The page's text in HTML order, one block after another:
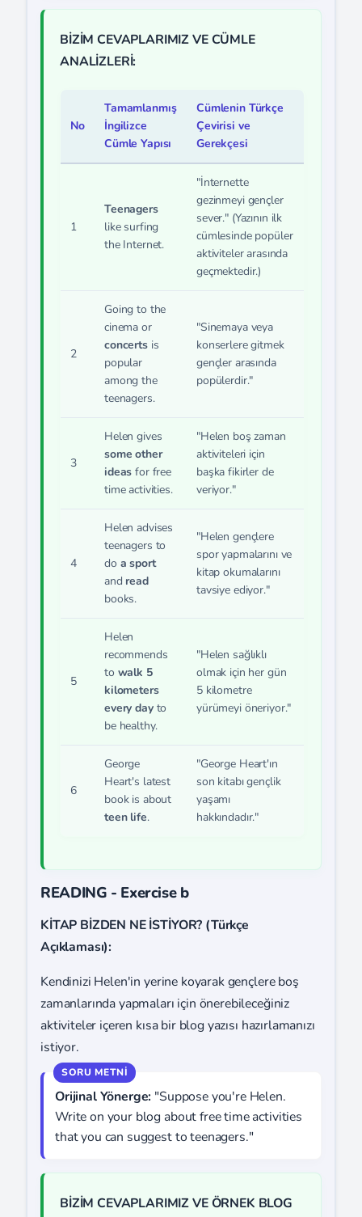
BİZİM CEVAPLARIMIZ VE CÜMLE
ANALİZLERİ:
No
Tamamlanmış
İngilizce
Cümle Yapısı
Cümlenin Türkçe
Çevirisi ve
Gerekçesi
1
Teenagers
like surfing
the Internet.
"İnternette
gezinmeyi gençler
sever." (Yazının ilk
cümlesinde popüler
aktiviteler arasında
geçmektedir.)
2
Going to the
cinema or
concertsis
popular
among the
teenagers.
"Sinemaya veya
konserlere gitmek
gençler arasında
popülerdir."
3
Helen gives
some other
ideas for free
time activities.
"Helen boş zaman
aktiviteleri için
başka fikirler de
veriyor."
4
Helen advises
teenagers to
do a sport
and read
books.
"Helen gençlere
spor yapmalarını ve
kitap okumalarını
tavsiye ediyor."
5
Helen
recommends
to walk 5
kilometers
every dayto
be healthy.
"Helen sağlıklı
olmak için her gün
5 kilometre
yürümeyi öneriyor."
6
George
Heart's latest
book is about
teen life.
"George Heart'ın
son kitabı gençlik
yaşamı
hakkındadır."
READING - Exercise b
KİTAP BİZDEN NE İSTİYOR? (Türkçe
Açıklaması):
Kendinizi Helen'in yerine koyarak gençlere boş
zamanlarında yapmaları için önerebileceğiniz
aktiviteler içeren kısa bir blog yazısı hazırlamanızı
istiyor.
Orijinal Yönerge: "Suppose you're Helen.
Write on your blog about free time activities
that you can suggest to teenagers."
BİZİM CEVAPLARIMIZ VE ÖRNEK BLOG